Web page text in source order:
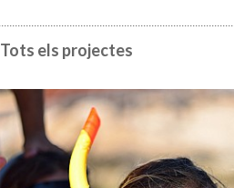
Tots els projectes